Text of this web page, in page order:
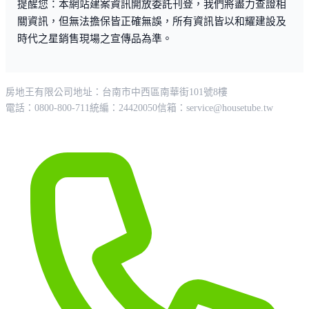
提醒您：本網站建案資訊開放委託刊登，我們將盡力查證相
關資訊，但無法擔保皆正確無誤，所有資訊皆以和耀建設及
時代之星銷售現場之宣傳品為準。
房地王有限公司 地址：台南市中西區南華街101號8樓
電話：0800-800-711統編：24420050信箱： service@housetube.tw